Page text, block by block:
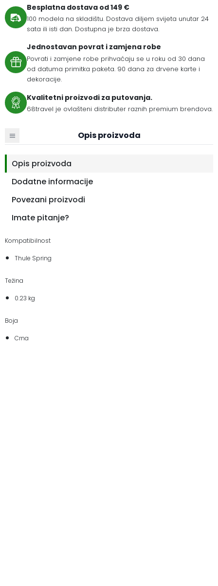
Besplatna dostava od 149 €
100 modela na skladištu. Dostava diljem svijeta unutar 24
sata ili isti dan. Dostupna je brza dostava.
Jednostavan povrat i zamjena robe
Povrati i zamjene robe prihvaćaju se u roku od 30 dana
od datuma primitka paketa. 90 dana za drvene karte i
dekoracije.
Kvalitetni proizvodi za putovanja.
68travel je ovlašteni distributer raznih premium brendova.
Opis proizvoda
Opis proizvoda
Dodatne informacije
Povezani proizvodi
Imate pitanje?
Kompatibilnost
Thule Spring
Težina
0.23 kg
Boja
Crna